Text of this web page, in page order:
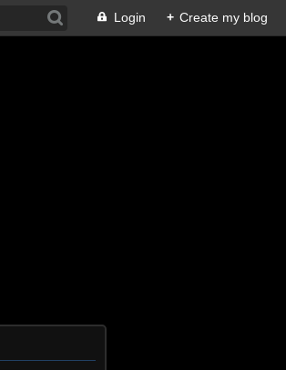
Login + Create my blog